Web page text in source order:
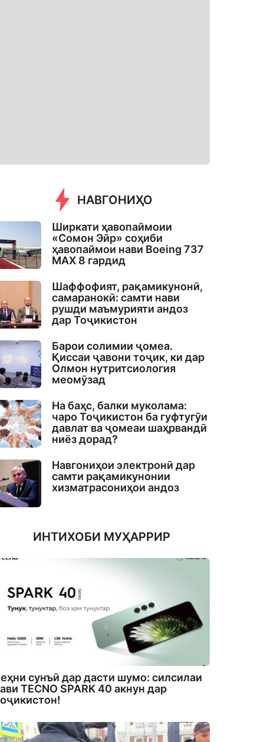
НАВГОНИҲО
Ширкати ҳавопаймоии
«Сомон Эйр» соҳиби
ҳавопаймои нави Boeing 737
MAX 8 гардид
Шаффофият, рақамикунонӣ,
самаранокӣ: самти нави
рушди маъмурияти андоз
дар Тоҷикистон
Барои солимии ҷомеа.
Қиссаи ҷавони тоҷик, ки дар
Олмон нутритсиология
меомӯзад
На баҳс, балки муколама:
чаро Тоҷикистон ба гуфтугӯи
давлат ва ҷомеаи шаҳрвандӣ
ниёз дорад?
Навгониҳои электронӣ дар
самти рақамикунонии
хизматрасониҳои андоз
ИНТИХОБИ МУҲАРРИР
сунъӣ дар дасти шумо: силсилаи
TECNO SPARK 40 акнун дар